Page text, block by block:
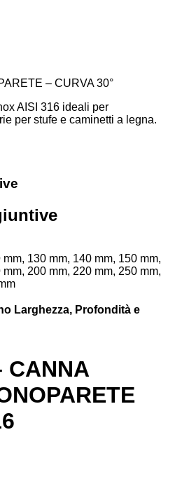
– CURVA 30°
AISI 316 ideali per
per stufe e caminetti a legna.
mm, 130 mm, 140 mm, 150 mm,
mm, 200 mm, 220 mm, 250 mm,
Larghezza, Profondità e
CANNA